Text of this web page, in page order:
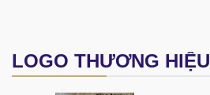
LOGO THƯƠNG HIỆU